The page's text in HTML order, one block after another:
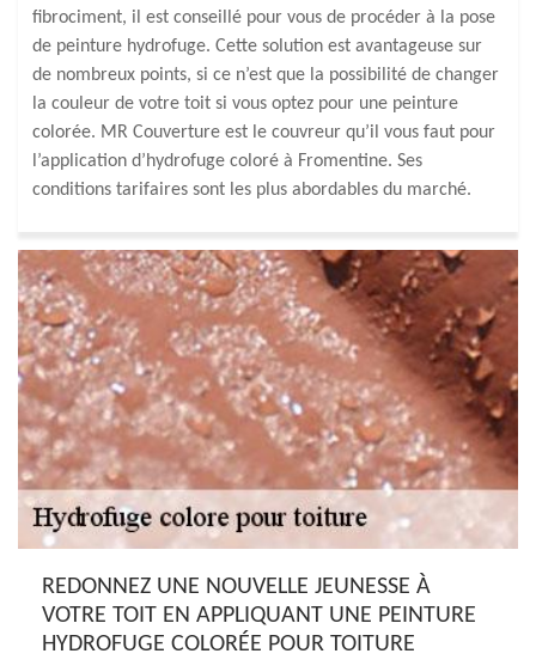
fibrociment, il est conseillé pour vous de procéder à la pose
de peinture hydrofuge. Cette solution est avantageuse sur
de nombreux points, si ce n’est que la possibilité de changer
la couleur de votre toit si vous optez pour une peinture
colorée. MR Couverture est le couvreur qu’il vous faut pour
l’application d’hydrofuge coloré à Fromentine. Ses
conditions tarifaires sont les plus abordables du marché.
REDONNEZ UNE NOUVELLE JEUNESSE À
VOTRE TOIT EN APPLIQUANT UNE PEINTURE
HYDROFUGE COLORÉE POUR TOITURE